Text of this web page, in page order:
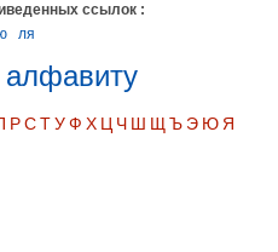
ссылок :
ля
алфавиту
Р С Т У Ф Х Ц Ч Ш Щ Ъ Э Ю Я